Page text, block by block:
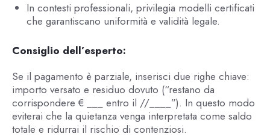
In contesti professionali, privilegia modelli certificati
che garantiscano uniformità e validità legale.
Consiglio dell’esperto:
Se il pagamento è parziale, inserisci due righe chiave:
importo versato e residuo dovuto (“restano da
corrispondere € ___ entro il //____”). In questo modo
eviterai che la quietanza venga interpretata come saldo
totale e ridurrai il rischio di contenziosi.